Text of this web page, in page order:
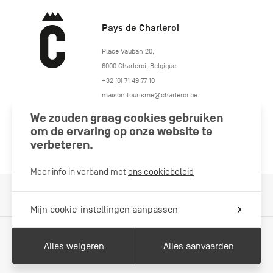
Pays de Charleroi
https://www.paysdecharleroi.be/
Place Vauban 20,
6000 Charleroi Belgique
+32 (0) 71 49 77 10
maison.tourisme@charleroi.be
Volg ons
Met de steun van
We zouden graag cookies gebruiken
om de ervaring op onze website te
verbeteren.
Meer info in verband met ons cookiebeleid
Mijn cookie-instellingen aanpassen
Alles weigeren Alles aanvaarden